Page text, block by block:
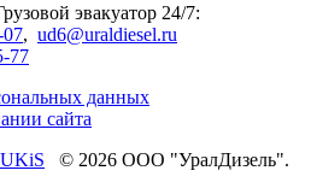
эвакуатор 24/7:
07, ud6@uraldiesel.ru
77
данных
сайта
© 2026 ООО "УралДизель".